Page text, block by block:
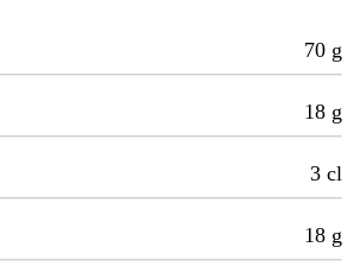
70 g
18 g
3 cl
18 g